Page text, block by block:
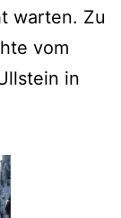
warten. Zu
vom
in